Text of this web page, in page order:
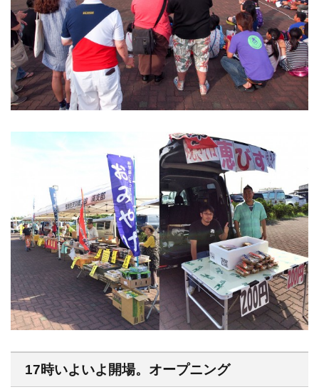
17時いよいよ開場。オープニング